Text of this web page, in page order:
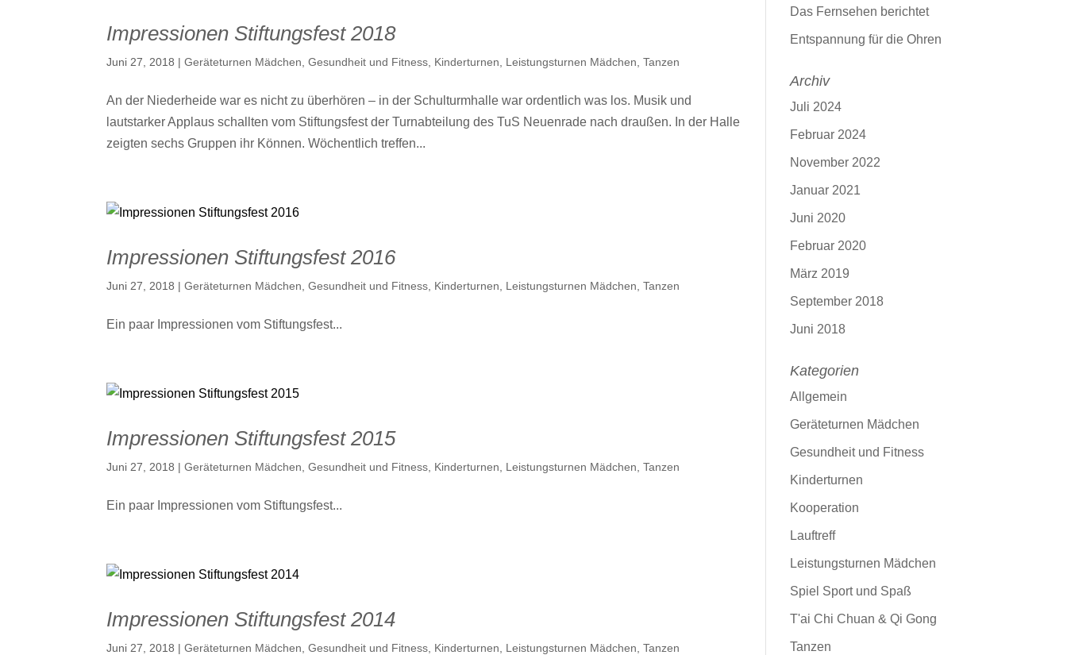
Impressionen Stiftungsfest 2018
Juni 27, 2018 |Geräteturnen Mädchen ,Gesundheit und Fitness Kinderturnen Leistungsturnen Mädchen ,Tanzen
An der Niederheide war es nicht zu überhören – in der Schulturmhalle war ordentlich was los. Musik und
lautstarker Applaus schallten vom Stiftungsfest der Turnabteilung des TuS Neuenrade nach draußen. In der Halle
zeigten sechs Gruppen ihr Können. Wöchentlich treffen...
Impressionen Stiftungsfest 2016
Juni 27, 2018 |Geräteturnen Mädchen ,Gesundheit und Fitness Kinderturnen Leistungsturnen Mädchen ,Tanzen
Ein paar Impressionen vom Stiftungsfest...
Impressionen Stiftungsfest 2015
Juni 27, 2018 |Geräteturnen Mädchen ,Gesundheit und Fitness Kinderturnen Leistungsturnen Mädchen ,Tanzen
Ein paar Impressionen vom Stiftungsfest...
Impressionen Stiftungsfest 2014
Juni 27, 2018 |Geräteturnen Mädchen ,Gesundheit und Fitness Kinderturnen Leistungsturnen Mädchen ,Tanzen
Das Fernsehen berichtet
Entspannung für die Ohren
Archiv
Juli 2024
Februar 2024
November 2022
Januar 2021
Juni 2020
Februar 2020
März 2019
September 2018
Juni 2018
Kategorien
Allgemein
Geräteturnen Mädchen
Gesundheit und Fitness
Kinderturnen
Kooperation
Lauftreff
Leistungsturnen Mädchen
Spiel Sport und Spaß
T'ai Chi Chuan & Qi Gong
Tanzen